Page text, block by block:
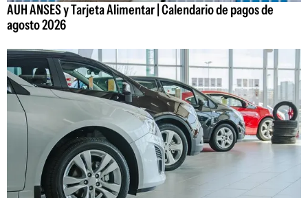
AUH ANSES y Tarjeta Alimentar | Calendario de pagos de
agosto 2026